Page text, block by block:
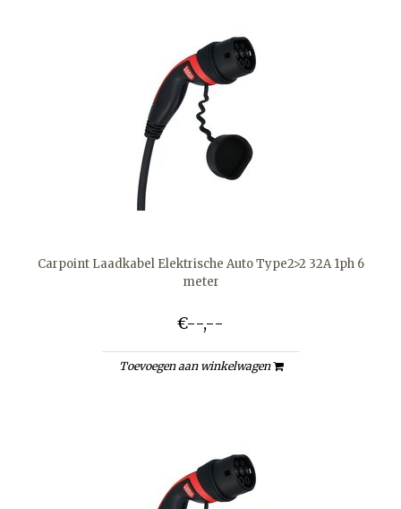
Carpoint Laadkabel Elektrische Auto Type2>2 32A 1ph 6
meter
€--,--
Toevoegen aan winkelwagen